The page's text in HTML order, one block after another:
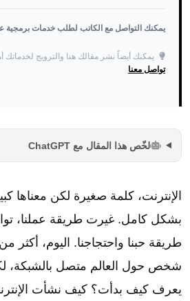
يمكنك التواصل مع الكاتب لطلب خدمات برمجية
يمكنك أيضاً نشر مقالك هنا والترويج
تواصل معنا
لخّص هذا المقال مع ChatGPT
الإنترنت، كلمة صغيرة لكن معناها
بشكل كامل. غيرت طريقة عملنا،
طريقة حبنا واحتجاجنا. اليوم، أكثر
شخص حول العالم متصل بالشبكة،
يعرف كيف بدأت؟ كيف نشأت